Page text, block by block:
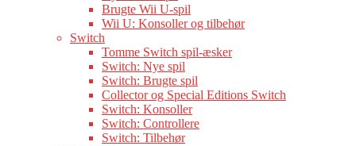
Brugte Wii U-spil
Wii U: Konsoller og tilbehør
Switch
Tomme Switch spil-æsker
Switch: Nye spil
Switch: Brugte spil
Collector og Special Editions Switch
Switch: Konsoller
Switch: Controllere
Switch: Tilbehør